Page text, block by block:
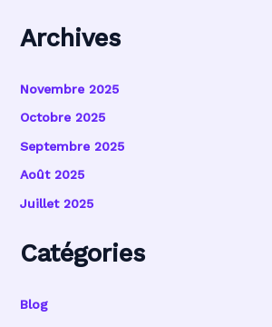
Archives
Novembre 2025
Octobre 2025
Septembre 2025
Août 2025
Juillet 2025
Catégories
Blog